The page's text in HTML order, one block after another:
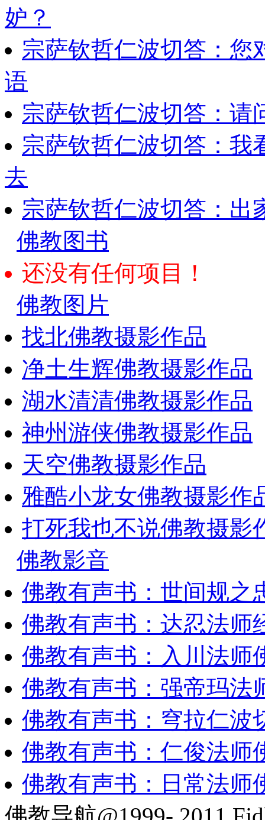
妒？
宗萨钦哲仁波切答：您
语
宗萨钦哲仁波切答：请
宗萨钦哲仁波切答：我
去
宗萨钦哲仁波切答：出
佛教图书
还没有任何项目！
佛教图片
找北佛教摄影作品
净土生辉佛教摄影作品
湖水清清佛教摄影作品
神州游侠佛教摄影作品
天空佛教摄影作品
雅酷小龙女佛教摄影作
打死我也不说佛教摄影
佛教影音
佛教有声书：世间规
佛教有声书：达忍法师
佛教有声书：入川法师
佛教有声书：强帝玛法
佛教有声书：穹拉仁波
佛教有声书：仁俊法师
佛教有声书：日常法师